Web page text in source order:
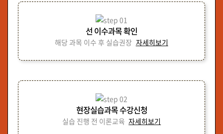
선 이수과목 확인
해당 과목 이수 후 실습권장 자세히보기
현장실습과목 수강신청
실습 진행 전 이론교육 자세히보기